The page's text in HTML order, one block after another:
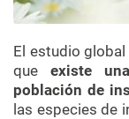
El estudio
queexiste
población de
las especies de